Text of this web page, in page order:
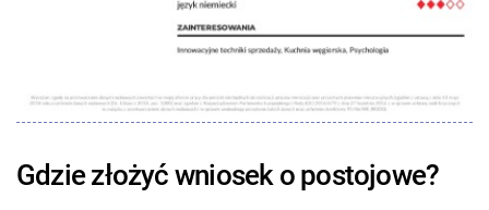
Gdzie złożyć wniosek o postojowe?